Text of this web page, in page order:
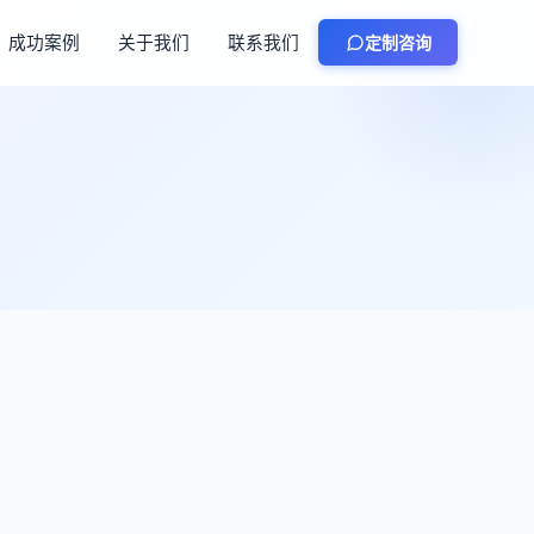
成功案例 关于我们 联系我们 定制咨询